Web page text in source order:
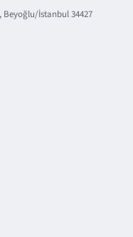
Beyoğlu/İstanbul 34427